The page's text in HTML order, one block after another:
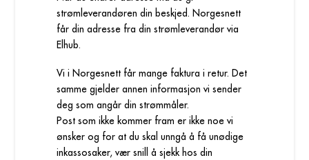
strømleverandøren din beskjed. Norgesnett
får din adresse fra din strømleverandør via
Elhub.
Vi i Norgesnett får mange faktura i retur. Det
samme gjelder annen informasjon vi sender
deg som angår din strømmåler.
Post som ikke kommer fram er ikke noe vi
ønsker og for at du skal unngå å få unødige
inkassosaker, vær snill å sjekk hos din